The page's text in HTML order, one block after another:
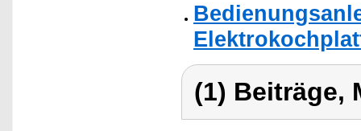
(1) Beiträge,